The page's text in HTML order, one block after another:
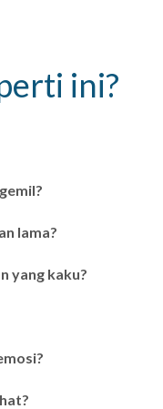
ini?
lama?
yang kaku?